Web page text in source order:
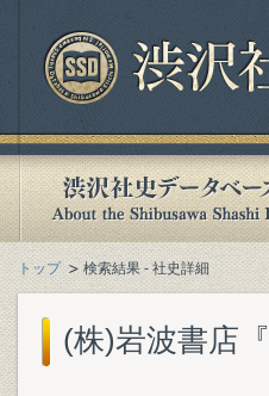
トップ 検索結果 - 社史詳細
(株)岩波書店